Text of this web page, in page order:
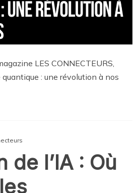
LES CONNECTEURS,
: une révolution à nos
de l’IA : Où